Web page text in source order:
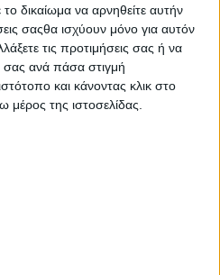
δικαίωμα να αρνηθείτε αυτήν
σαςθα ισχύουν μόνο για αυτόν
τις προτιμήσεις σας ή να
σας ανά πάσα στιγμή
και κάνοντας κλικ στο
της ιστοσελίδας.